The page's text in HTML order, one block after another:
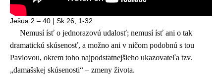
Ješua 2 – 40 | Sk 26, 1-32
Nemusí ísť o jednorazovú udalosť; nemusí ísť ani o tak
dramatickú skúsenosť, a možno ani v ničom podobnú s tou
Pavlovou, okrem toho najpodstatnejšieho ukazovateľa tzv.
„damašskej skúsenosti“ – zmeny života.